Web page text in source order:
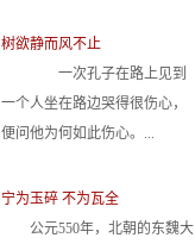
树欲静而风不止
一次孔子在路上见到
一个人坐在路边哭得很伤心，
便问他为何如此伤心。...
宁为玉碎 不为瓦全
公元550年，北朝的东魏大